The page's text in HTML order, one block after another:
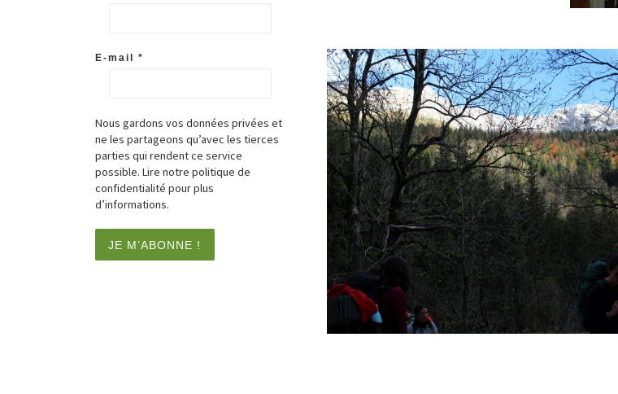
E-mail *
Nous gardons vos données privées et
ne les partageons qu’avec les tierces
parties qui rendent ce service
possible. Lire notre politique de
confidentialité pour plus
d’informations.